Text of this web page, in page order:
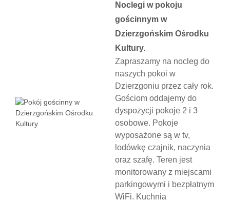
Noclegi w pokoju
gościnnym w
Dzierzgońskim Ośrodku
Kultury.
Zapraszamy na nocleg do
naszych pokoi w
Dzierzgoniu przez cały rok.
Gościom oddajemy do
dyspozycji pokoje 2 i 3
osobowe. Pokoje
wyposażone są w tv,
lodówkę czajnik, naczynia
oraz szafę. Teren jest
monitorowany z miejscami
parkingowymi i bezpłatnym
WiFi. Kuchnia